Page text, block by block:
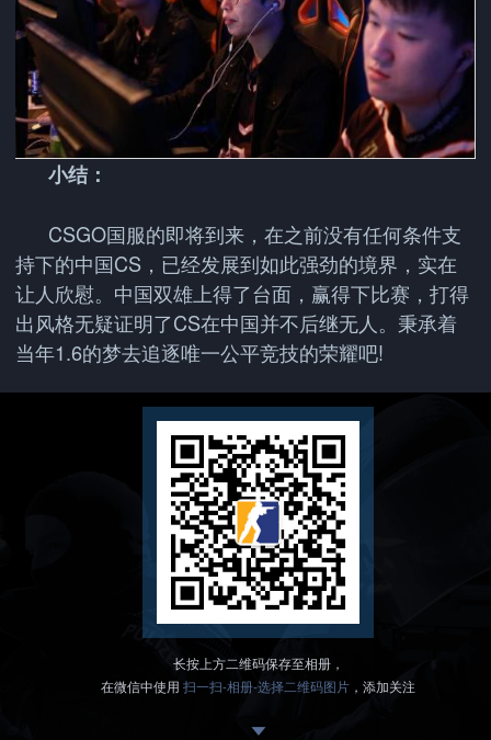
小结：
CSGO国服的即将到来，在之前没有任何条件支
持下的中国CS，已经发展到如此强劲的境界，实在
让人欣慰。中国双雄上得了台面，赢得下比赛，打得
出风格无疑证明了CS在中国并不后继无人。秉承着
当年1.6的梦去追逐唯一公平竞技的荣耀吧!
长按上方二维码保存至相册，
在微信中使用扫一扫-相册-选择二维码图片 ，添加关注